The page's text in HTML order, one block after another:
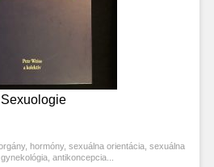
Sexuologie
hormóny, sexuálna orientácia, sexuálna
antikoncepcia...